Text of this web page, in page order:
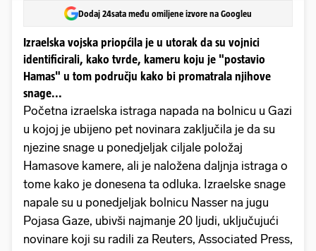
Dodaj 24sata među omiljene izvore na Googleu
Izraelska vojska priopćila je u utorak da su vojnici
identificirali, kako tvrde, kameru koju je "postavio
Hamas" u tom području kako bi promatrala njihove
snage...
Početna izraelska istraga napada na bolnicu u Gazi
u kojoj je ubijeno pet novinara zaključila je da su
njezine snage u ponedjeljak ciljale položaj
Hamasove kamere, ali je naložena daljnja istraga o
tome kako je donesena ta odluka. Izraelske snage
napale su u ponedjeljak bolnicu Nasser na jugu
Pojasa Gaze, ubivši najmanje 20 ljudi, uključujući
novinare koji su radili za Reuters, Associated Press,